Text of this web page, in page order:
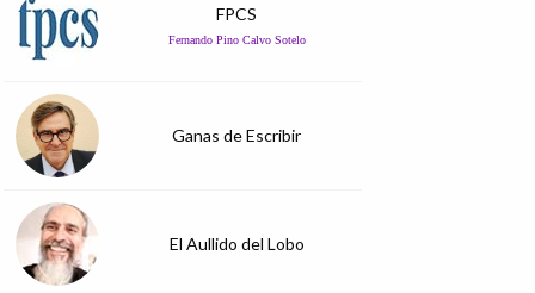
FPCS
Fernando Pino Calvo Sotelo
Ganas de Escribir
El Aullido del Lobo